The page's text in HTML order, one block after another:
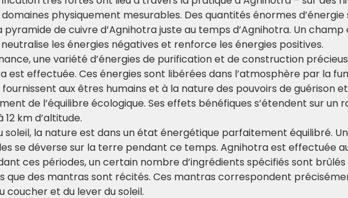
physiquement mesurables. Des quantités énormes d’énergie
de cuivre d’Agnihotra juste au temps d’Agnihotra. Un
les énergies négatives et renforce les énergies positives.
une variété d’énergies de purification et de construction
est effectuée. Ces énergies sont libérées dans l’atmosphère par la
aux êtres humains et à la nature des pouvoirs de guérison et
de l’équilibre écologique. Ses effets bénéfiques s’étendent sur un
12 km d’altitude.
soleil, la nature est dans un état énergétique parfaitement équilibré.
se déverse sur la terre pendant ce temps. Agnihotra est effectuée
ces périodes, un certain nombre d’ingrédients spécifiés sont brûlés
que des mantras sont récités. Ces mantras correspondent
coucher et du lever du soleil.